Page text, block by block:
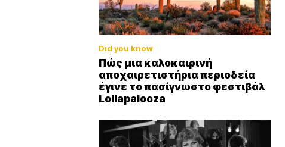
Did you know
Πώς μια καλοκαιρινή
αποχαιρετιστήρια περιοδεία
έγινε το πασίγνωστο φεστιβάλ
Lollapalooza